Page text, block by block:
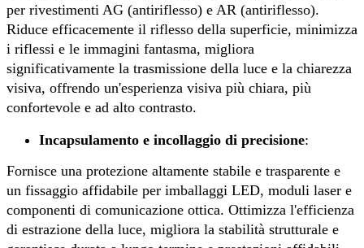
per rivestimenti AG (antiriflesso) e AR (antiriflesso).
Riduce efficacemente il riflesso della superficie, minimizza
i riflessi e le immagini fantasma, migliora
significativamente la trasmissione della luce e la chiarezza
visiva, offrendo un'esperienza visiva più chiara, più
confortevole e ad alto contrasto.
Incapsulamento e incollaggio di precisione:
Fornisce una protezione altamente stabile e trasparente e
un fissaggio affidabile per imballaggi LED, moduli laser e
componenti di comunicazione ottica. Ottimizza l'efficienza
di estrazione della luce, migliora la stabilità strutturale e